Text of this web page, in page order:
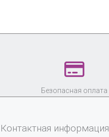
Безопасная оплата
Контактная информация